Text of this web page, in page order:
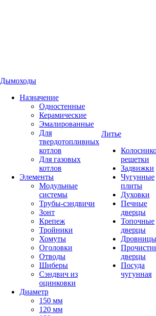
Дымоходы
Назначение
Одностенные
Керамические
Эмалированные
Для
твердотопливных
котлов
Для газовых
котлов
Элементы
Модульные
системы
Трубы-сэндвичи
Зонт
Крепеж
Тройники
Хомуты
Оголовки
Отводы
Шиберы
Сэндвич из
оцинковки
Диаметр
150 мм
120 мм
Литье
решетки
Задвижки
Чугунные
плиты
Духовки
Печные
дверцы
Топочные
дверцы
Дровницы
дверцы
Посуда
чугунная